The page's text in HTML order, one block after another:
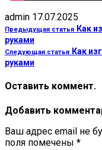
admin 17.07.2025
Предыдущая статья Как
руками
Следующая статья Как
руками
Оставить коммент.
Добавить
Ваш адрес email не
поля помечены *